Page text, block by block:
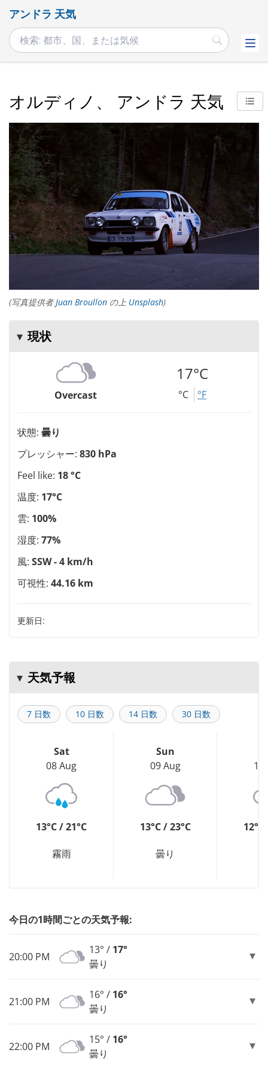
アンドラ 天気
オルディノ、 アンドラ 天気
(写真提供者 Juan Broullon の上 Unsplash)
現状
Overcast
17°C
°C °F
状態: 曇り
プレッシャー: 830 hPa
Feel like: 18 °C
温度: 17°C
雲: 100%
湿度: 77%
風: SSW - 4 km/h
可視性: 44.16 km
更新日:
天気予報
7 日数 10 日数 14 日数 30 日数
Sat
08 Aug
13°C / 21°C
霧雨
Sun
09 Aug
13°C / 23°C
曇り
10
12°C
今日の1時間ごとの天気予報:
20:00 PM
13° / 17°
曇り
21:00 PM
16° / 16°
曇り
22:00 PM
15° / 16°
曇り